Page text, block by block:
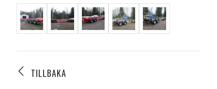
TILLBAKA